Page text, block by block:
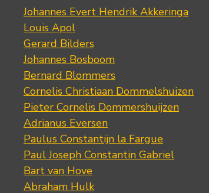
Johannes Evert Hendrik Akkeringa
Louis Apol
Gerard Bilders
Johannes Bosboom
Bernard Blommers
Cornelis Christiaan Dommelshuizen
Pieter Cornelis Dommershuijzen
Adrianus Eversen
Paulus Constantijn la Fargue
Paul Joseph Constantin Gabriel
Bart van Hove
Abraham Hulk